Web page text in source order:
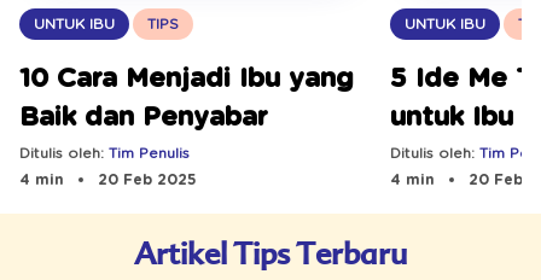
UNTUK IBU TIPS
10 Cara Menjadi Ibu yang
Baik dan Penyabar
Ditulis oleh: Tim Penulis
4 min
20 Feb 2025
UNTUK IBU
5 Ide Me
untuk Ibu
Bekerja
Ditulis oleh:Tim
4 min
20 Feb
Artikel Tips Terbaru